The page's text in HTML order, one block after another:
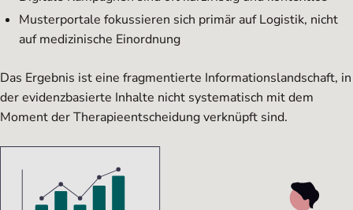
Musterportale fokussieren sich primär auf Logistik, nicht
auf medizinische Einordnung
Das Ergebnis ist eine fragmentierte Informationslandschaft, in
der evidenzbasierte Inhalte nicht systematisch mit dem
Moment der Therapieentscheidung verknüpft sind.